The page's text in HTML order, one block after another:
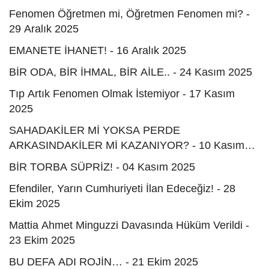
Fenomen Öğretmen mi, Öğretmen Fenomen mi? -
29 Aralık 2025
EMANETE İHANET! - 16 Aralık 2025
BİR ODA, BİR İHMAL, BİR AİLE.. - 24 Kasım 2025
Tıp Artık Fenomen Olmak İstemiyor - 17 Kasım
2025
SAHADAKİLER Mİ YOKSA PERDE
ARKASINDAKİLER Mİ KAZANIYOR? - 10 Kasım
2025
BİR TORBA SÜPRİZ! - 04 Kasım 2025
Efendiler, Yarın Cumhuriyeti İlan Edeceğiz! - 28
Ekim 2025
Mattia Ahmet Minguzzi Davasında Hüküm Verildi -
23 Ekim 2025
BU DEFA ADI ROJİN… - 21 Ekim 2025